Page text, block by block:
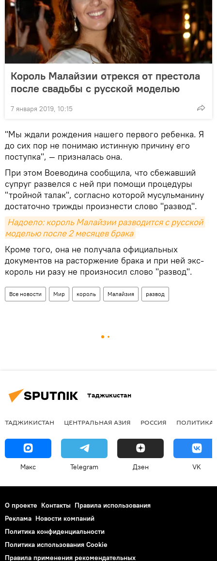
Король Малайзии отрекся от престола
после свадьбы с русской моделью
7 января 2019, 10:15
"Мы ждали рождения нашего первого ребенка. Я
до сих пор не понимаю истинную причину его
поступка", — призналась она.
При этом Воеводина сообщила, что сбежавший
супруг развелся с ней при помощи процедуры
"тройной талак", согласно которой мусульманину
достаточно трижды произнести слово "развод".
Надоело: король Малайзии разводится с русской
моделью после 2 месяцев брака
Кроме того, она не получала официальных
документов на расторжение брака и при ней экс-
король ни разу не произносил слово "развод".
Все новости Мир король Малайзия развод
Таджикистан
ТАДЖИКИСТАН ЦЕНТРАЛЬНАЯ АЗИЯ РОССИЯ ПОЛИТИКА
Макс Telegram Дзен VK
О проекте Контакты Правила использования
Реклама Новости компаний
Политика конфиденциальности
Политика использования Cookie
Правила применения рекомендательных